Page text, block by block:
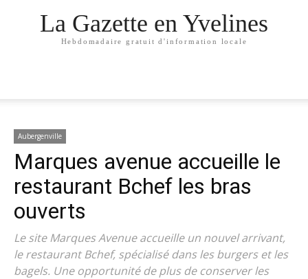
La Gazette en Yvelines
Hebdomadaire gratuit d'information locale
Aubergenville
Marques avenue accueille le
restaurant Bchef les bras
ouverts
Le site Marques Avenue accueille un nouvel arrivant,
le restaurant Bchef, spécialisé dans les burgers et les
bagels. Une opportunité de plus de conserver les